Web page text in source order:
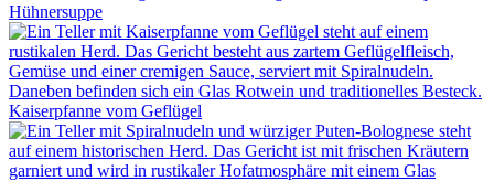
Hühnersuppe
Kaiserpfanne vom Geflügel